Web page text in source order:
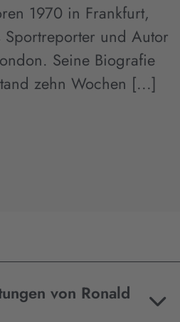
1970 in Frankfurt,
Sportreporter und Autor
Seine Biografie
zehn Wochen [...]
von Ronald